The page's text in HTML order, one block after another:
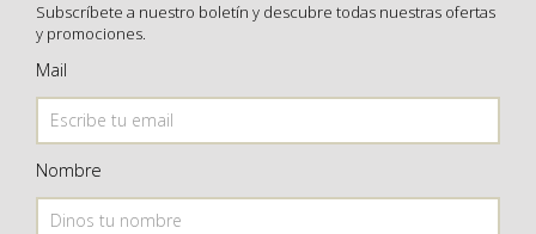
Subscríbete a nuestro boletín y descubre todas nuestras ofertas
y promociones.
Mail
Nombre